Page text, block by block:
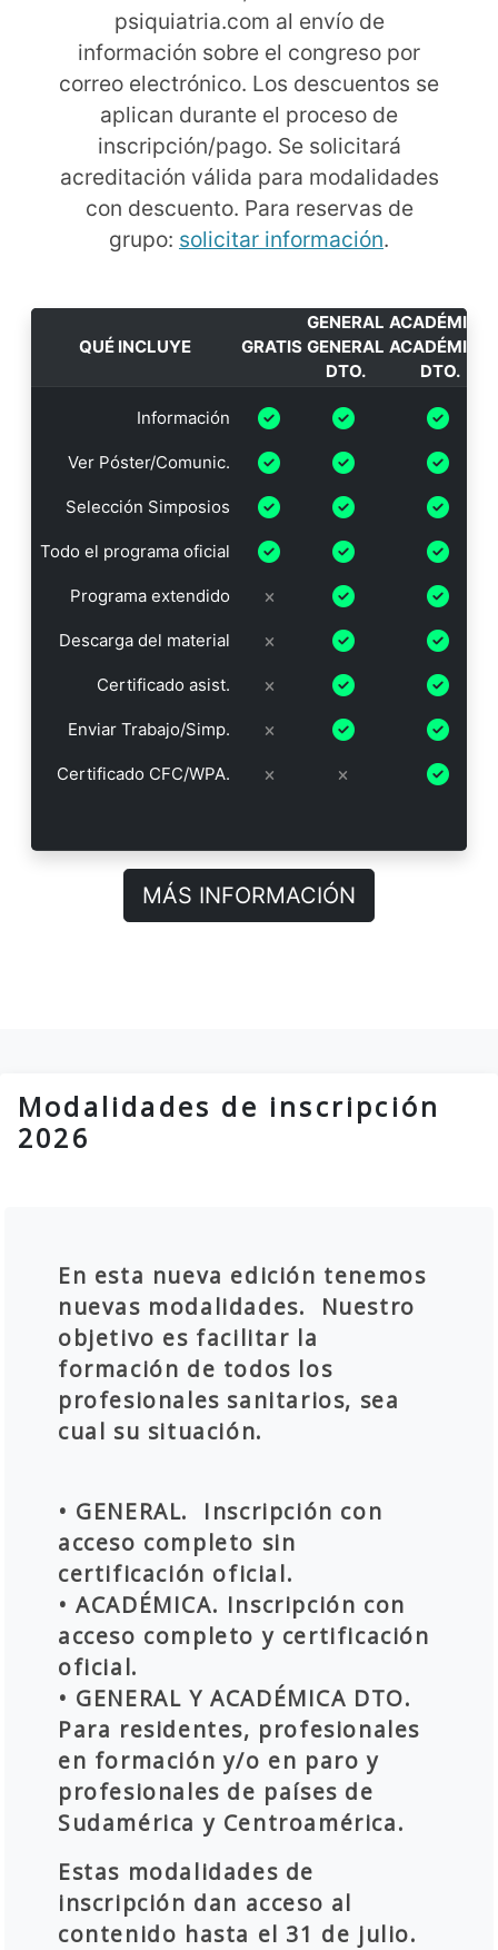
psiquiatria.com al envío de
información sobre el congreso por
correo electrónico. Los descuentos se
aplican durante el proceso de
inscripción/pago. Se solicitará
acreditación válida para modalidades
con descuento. Para reservas de
grupo: solicitar información.
QUÉ INCLUYE GRATIS
GENERAL
GENERAL
DTO.
ACADÉMICA
ACADÉMICA
DTO.
Información
Ver Póster/Comunic.
Selección Simposios
Todo el programa oficial
Programa extendido
Descarga del material
Certificado asist.
Enviar Trabajo/Simp.
Certificado CFC/WPA.
MÁS INFORMACIÓN
Modalidades de inscripción
2026
En esta nueva edición tenemos
nuevas modalidades. Nuestro
objetivo es facilitar la
formación de todos los
profesionales sanitarios, sea
cual su situación.
• GENERAL. Inscripción con
acceso completo sin
certificación oficial.
• ACADÉMICA. Inscripción con
acceso completo y certificación
oficial.
• GENERAL Y ACADÉMICA DTO.
Para residentes, profesionales
en formación y/o en paro y
profesionales de países de
Sudamérica y Centroamérica.
Estas modalidades de
inscripción dan acceso al
contenido hasta el 31 de julio.